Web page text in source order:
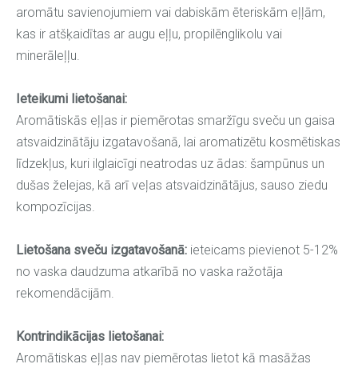
aromātu savienojumiem vai dabiskām ēteriskām eļļām,
kas ir atšķaidītas ar augu eļļu, propilēnglikolu vai
minerāleļļu.
Ieteikumi lietošanai:
Aromātiskās eļļas ir piemērotas smaržīgu sveču un gaisa
atsvaidzinātāju izgatavošanā, lai aromatizētu kosmētiskas
līdzekļus, kuri ilglaicīgi neatrodas uz ādas: šampūnus un
dušas želejas, kā arī veļas atsvaidzinātājus, sauso ziedu
kompozīcijas.
Lietošana sveču izgatavošanā: ieteicams pievienot 5-12%
no vaska daudzuma atkarībā no vaska ražotāja
rekomendācijām.
Kontrindikācijas lietošanai:
Aromātiskas eļļas nav piemērotas lietot kā masāžas